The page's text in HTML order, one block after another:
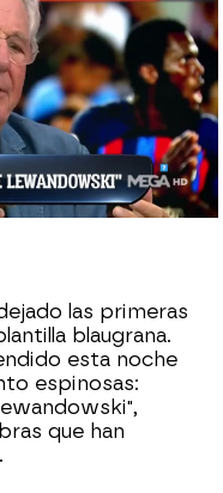
03:31
las primeras
blaugrana.
esta noche
espinosas:
que han